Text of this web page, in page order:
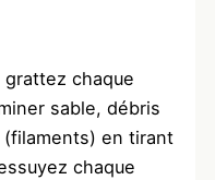
chaque
sable, débris
en tirant
chaque